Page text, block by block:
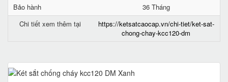
Bảo hành
36 Tháng
Chi tiết xem thêm tại
https://ketsatcaocap.vn/chi-tiet/ket-sat-
chong-chay-kcc120-dm